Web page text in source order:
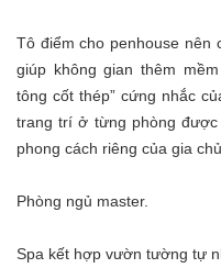
Tô điểm cho penhouse nên
giúp không gian thêm
tông cốt thép” cứng nhắc
trang trí ở từng phòng
phong cách riêng của gia
Phòng ngủ master.
Spa kết hợp vườn tường tự